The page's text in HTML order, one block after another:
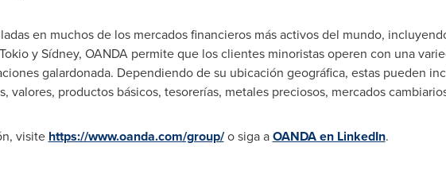
en muchos de los mercados financieros más activos del mundo,
Tokioy Sídney, OANDA permite que los clientes minoristas operen con una
galardonada. Dependiendo de su ubicación geográfica, estas pueden
valores, productos básicos, tesorerías, metales preciosos, mercados
visite https://www.oanda.com/group/o siga aOANDA en LinkedIn.